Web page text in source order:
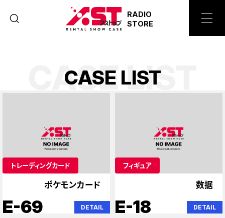
RADIO
STORE
CASE LIST
CASE LIST
トレーディングカード
ポケモンカード
E-69 DETAIL
フィギュア
数据
E-18 DETAIL